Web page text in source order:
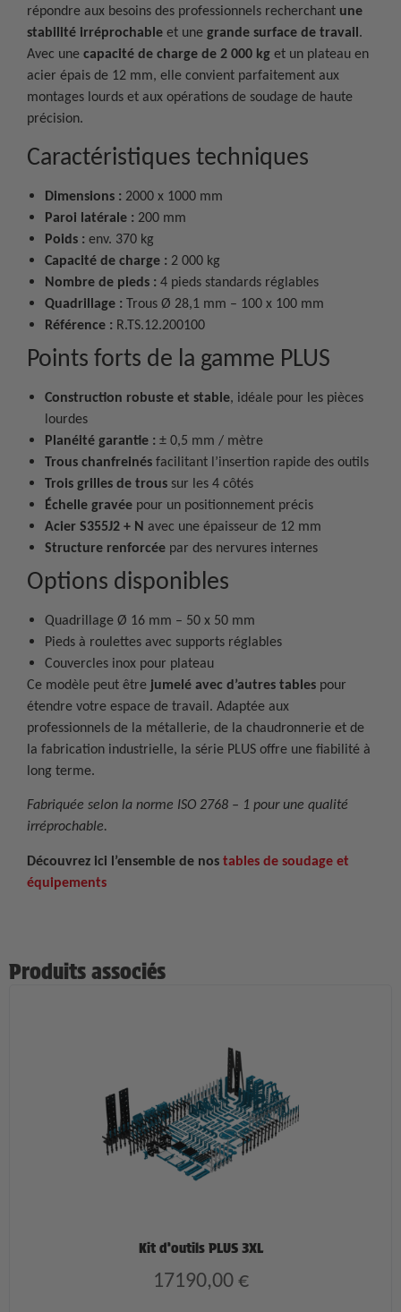
répondre aux besoins des professionnels recherchant une
stabilité irréprochable et une grande surface de travail.
Avec une capacité de charge de 2 000 kg et un plateau en
acier épais de 12 mm, elle convient parfaitement aux
montages lourds et aux opérations de soudage de haute
précision.
Caractéristiques techniques
Dimensions : 2000 x 1000 mm
Paroi latérale : 200 mm
Poids : env. 370 kg
Capacité de charge : 2 000 kg
Nombre de pieds : 4 pieds standards réglables
Quadrillage : Trous Ø 28,1 mm – 100 x 100 mm
Référence : R.TS.12.200100
Points forts de la gamme PLUS
Construction robuste et stable, idéale pour les pièces
lourdes
Planéité garantie : ± 0,5 mm / mètre
Trous chanfreinés facilitant l’insertion rapide des outils
Trois grilles de trous sur les 4 côtés
Échelle gravée pour un positionnement précis
Acier S355J2 + N avec une épaisseur de 12 mm
Structure renforcée par des nervures internes
Options disponibles
Quadrillage Ø 16 mm – 50 x 50 mm
Pieds à roulettes avec supports réglables
Couvercles inox pour plateau
Ce modèle peut être jumelé avec d’autres tables pour
étendre votre espace de travail. Adaptée aux
professionnels de la métallerie, de la chaudronnerie et de
la fabrication industrielle, la série PLUS offre une fiabilité à
long terme.
Fabriquée selon la norme ISO 2768 – 1 pour une qualité
irréprochable.
Découvrez ici l’ensemble de nos tables de soudage et
équipements
Produits associés
Kit d’outils PLUS 3XL
17190,00€